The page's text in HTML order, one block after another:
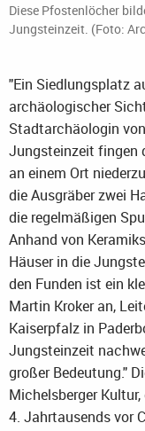
Diese Pfostenlöcher
Jungsteinzeit. (Foto:
"Ein Siedlungsplatz
archäologischer
Stadtarchäologin
Jungsteinzeit fingen
an einem Ort
die Ausgräber zwei
die regelmäßigen
Anhand von
Häuser in die
den Funden ist ein
Martin Kroker an,
Kaiserpfalz in
Jungsteinzeit
großer Bedeutung."
Michelsberger
4. Jahrtausends vor